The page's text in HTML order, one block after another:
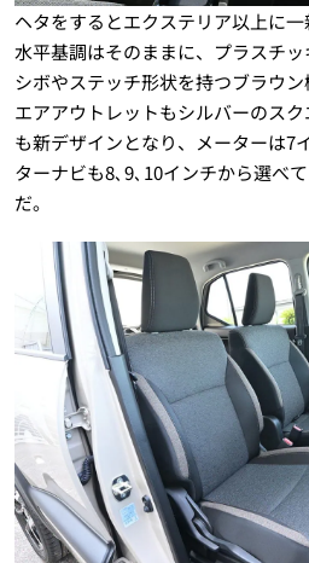
ヘタをするとエクステリア以上に一
水平基調はそのままに、プラスチ
シボやステッチ形状を持つブラウ
エアアウトレットもシルバーのス
も新デザインとなり、メーターは7
ターナビも8､9､10インチから選べ
だ。